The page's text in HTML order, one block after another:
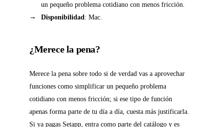
un pequeño problema cotidiano con menos fricción.
Disponibilidad: Mac.
¿Merece la pena?
Merece la pena sobre todo si de verdad vas a aprovechar
funciones como simplificar un pequeño problema
cotidiano con menos fricción; si ese tipo de función
apenas forma parte de tu día a día, cuesta más justificarla.
Si ya pagas Setapp, entra como parte del catálogo y es